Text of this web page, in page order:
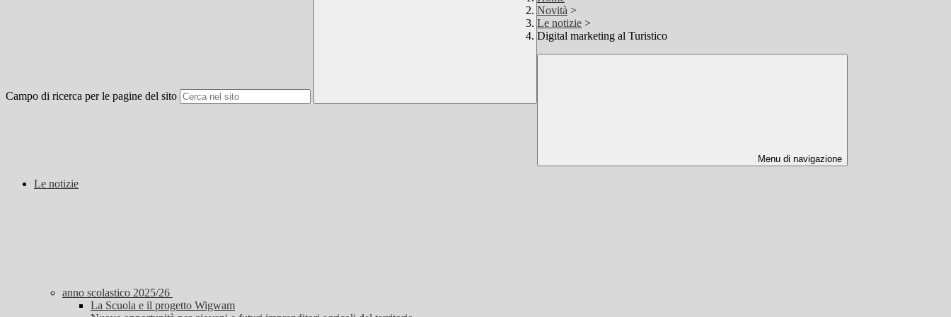
Campo di ricerca per le pagine del sito
Novità >
Le notizie >
Digital marketing al Turistico
Menu di navigazione
Le notizie
anno scolastico 2025/26
La Scuola e il progetto Wigwam